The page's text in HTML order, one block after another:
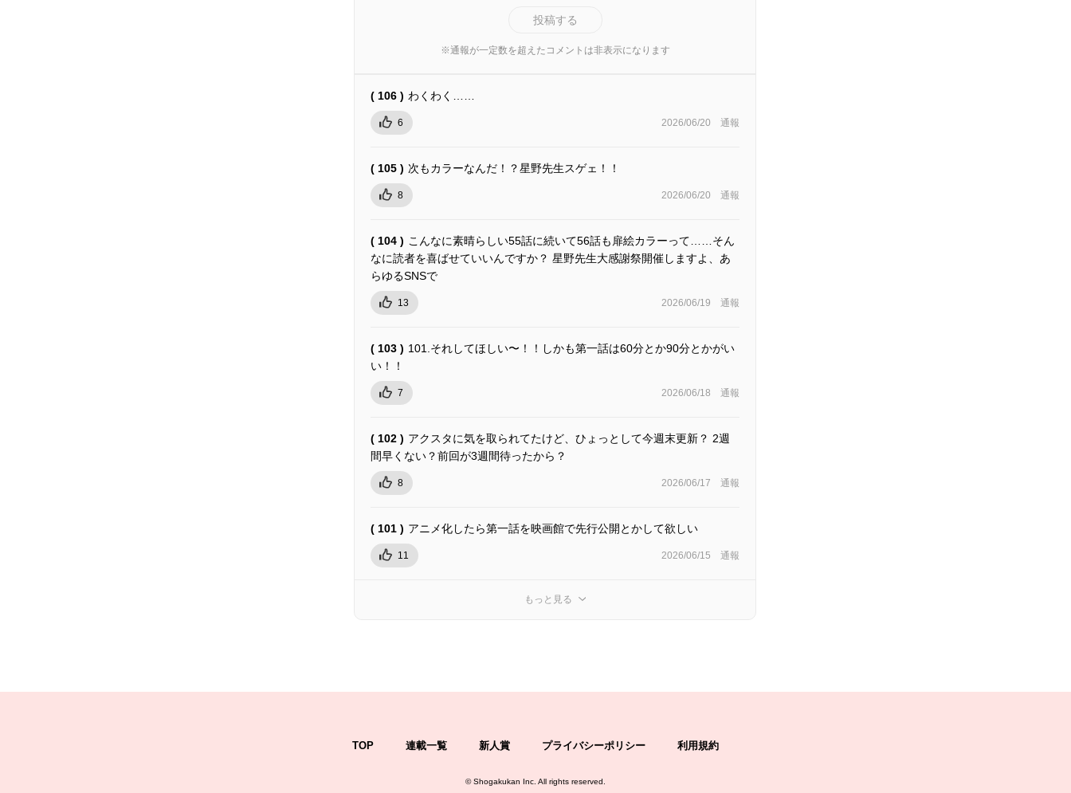
投稿する
※通報が一定数を超えたコメントは非表示になります
( 106 ) わくわく……
6 2026/06/20 通報
( 105 ) 次もカラーなんだ！？星野先生スゲェ！！
8 2026/06/20 通報
( 104 ) こんなに素晴らしい55話に続いて56話も扉絵カラーって……そん
なに読者を喜ばせていいんですか？ 星野先生大感謝祭開催しますよ、あ
らゆるSNSで
13 2026/06/19 通報
( 103 ) 101.それしてほしい〜！！しかも第一話は60分とか90分とかがい
い！！
7 2026/06/18 通報
( 102 ) アクスタに気を取られてたけど、ひょっとして今週末更新？ 2週
間早くない？前回が3週間待ったから？
8 2026/06/17 通報
( 101 ) アニメ化したら第一話を映画館で先行公開とかして欲しい
11 2026/06/15 通報
もっと見る
TOP 連載一覧 新人賞 プライバシーポリシー 利用規約
©Shogakukan Inc. All rights reserved.